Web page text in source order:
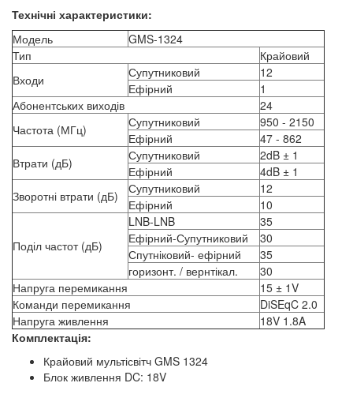
Технічні характеристики:
Модель
GMS-1324
Тип
Крайовий
Входи
Супутниковий
12
Ефірний
1
Абонентських виходів
24
Частота (МГц)
Супутниковий
950 - 2150
Ефірний
47 - 862
Втрати (дБ)
Супутниковий
2dB ± 1
Ефірний
4dB ± 1
Зворотні втрати (дБ)
Супутниковий
12
Ефірний
10
Поділ частот (дБ)
LNB-LNB
35
Ефірний-Супутниковий
30
Спутніковий- ефірний
35
горизонт. / вернтікал.
30
Напруга перемикання
15 ± 1V
Команди перемикання
DiSEqC 2.0
Напруга живлення
18V 1.8A
Комплектація:
Крайовий мультісвітч GMS 1324
Блок живлення DC: 18V